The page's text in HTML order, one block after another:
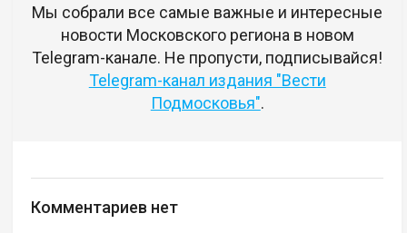
Мы собрали все самые важные и интересные
новости Московского региона в новом
Telegram-канале. Не пропусти, подписывайся!
Telegram-канал издания "Вести
Подмосковья".
Комментариев нет